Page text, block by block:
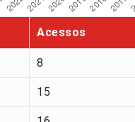
Acessos
8
15